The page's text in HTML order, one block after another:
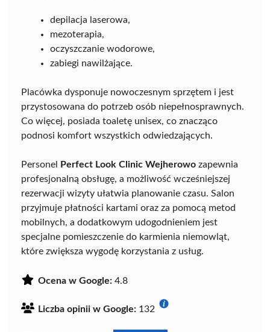
depilacja laserowa,
mezoterapia,
oczyszczanie wodorowe,
zabiegi nawilżające.
Placówka dysponuje nowoczesnym sprzętem i jest
przystosowana do potrzeb osób niepełnosprawnych.
Co więcej, posiada toaletę unisex, co znacząco
podnosi komfort wszystkich odwiedzających.
Personel Perfect Look Clinic Wejherowo zapewnia
profesjonalną obsługę, a możliwość wcześniejszej
rezerwacji wizyty ułatwia planowanie czasu. Salon
przyjmuje płatności kartami oraz za pomocą metod
mobilnych, a dodatkowym udogodnieniem jest
specjalne pomieszczenie do karmienia niemowląt,
które zwiększa wygodę korzystania z usług.
Ocena w Google: 4.8
Liczba opinii w Google: 132